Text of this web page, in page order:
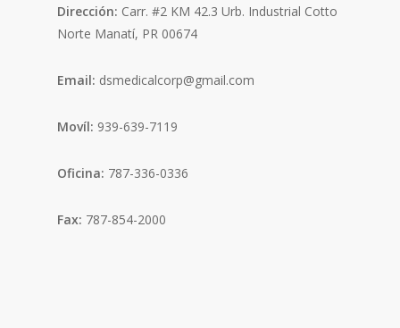
Dirección: Carr. #2 KM 42.3 Urb. Industrial Cotto
Norte Manatí, PR 00674
Email: dsmedicalcorp@gmail.com
Movíl: 939-639-7119
Oficina: 787-336-0336
Fax: 787-854-2000